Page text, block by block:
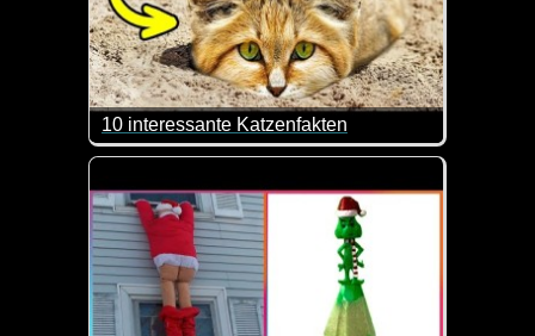
10 interessante Katzenfakten
Heute mal wirklich interessante Geschichten und